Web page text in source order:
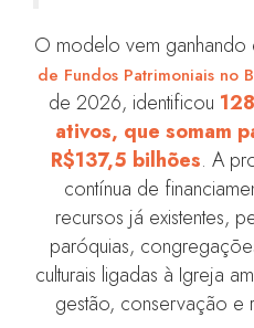
O modelo vem
de Fundos Patrimoniais no
de 2026, identificou
ativos, que somam
R$137,5 bilhões. A
contínua de
recursos já existentes,
paróquias,
culturais ligadas à Igreja
gestão, conservação e